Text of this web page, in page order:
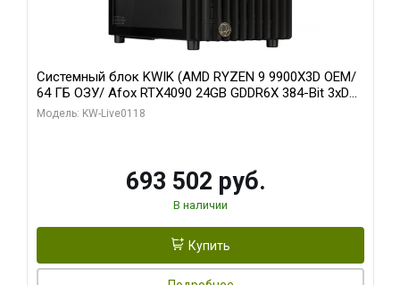
Системный блок KWIK (AMD RYZEN 9 9900X3D OEM/
64 ГБ ОЗУ/ Afox RTX4090 24GB GDDR6X 384-Bit 3xDP
HDMI ATX Turbo/ 960 ГБ SSD)
Модель: KW-Live0118
693 502 руб.
В наличии
Купить